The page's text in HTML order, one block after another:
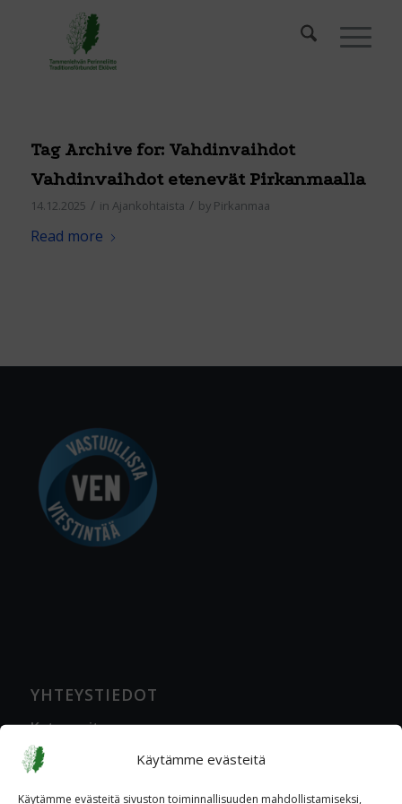
Käytämme evästeitä
Käytämme evästeitä sivuston toiminnallisuuden mahdollistamiseksi,
Tag Archive for: Vahdinvaihdot
Vahdinvaihdot etenevät Pirkanmaalla
14.12.2025 / in Ajankohtaista / by Pirkanmaa
Read more
YHTEYSTIEDOT
Katuosoite
Ratavartijankatu 2 A, 00520 Helsinki